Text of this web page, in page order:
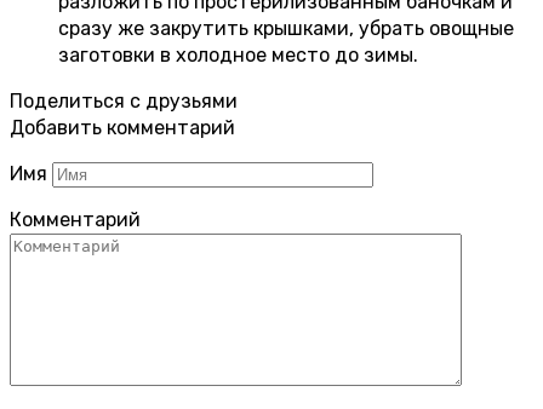
сразу же закрутить крышками, убрать овощные
заготовки в холодное место до зимы.
Поделиться с друзьями
Добавить комментарий
Имя
Комментарий